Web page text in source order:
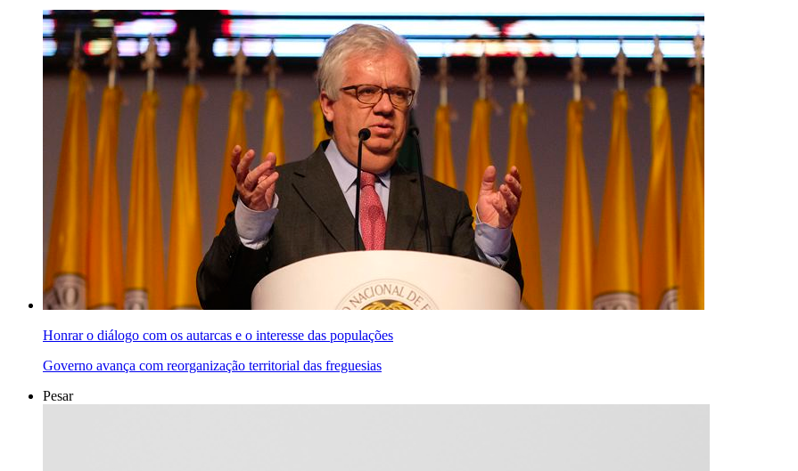
Honrar o diálogo com os autarcas e o interesse das populações
Governo avança com reorganização territorial das freguesias
Pesar